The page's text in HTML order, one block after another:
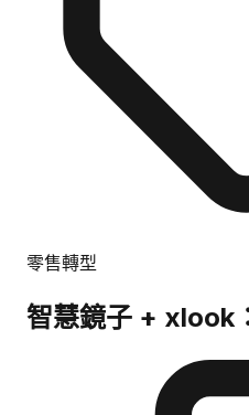
零售轉型
智慧鏡子 + xlook